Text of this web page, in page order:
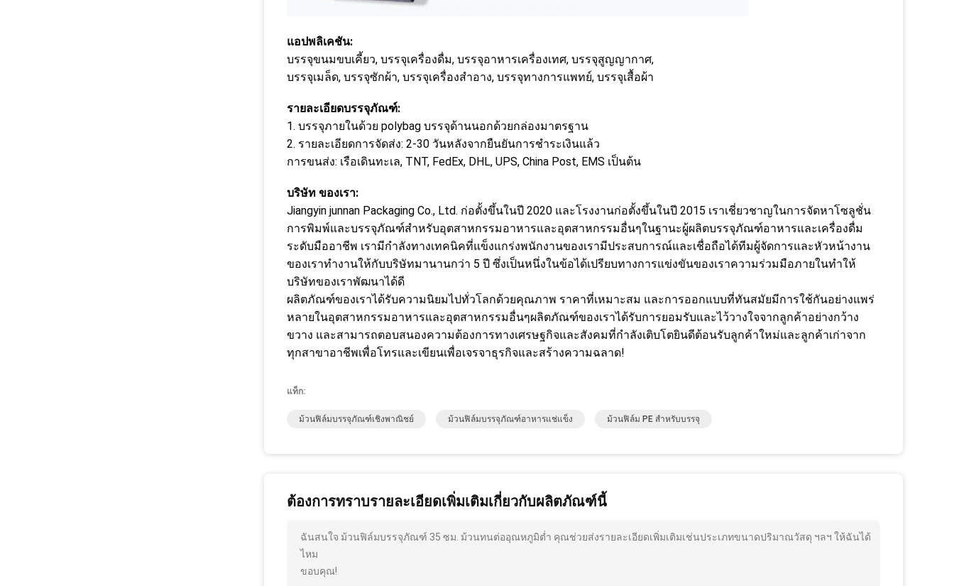
แอปพลิเคชัน:
บรรจุขนมขบเคี้ยว, บรรจุเครื่องดื่ม, บรรจุอาหารเครื่องเทศ, บรรจุสูญญากาศ,
บรรจุเมล็ด, บรรจุซักผ้า, บรรจุเครื่องสำอาง, บรรจุทางการแพทย์, บรรจุเสื้อผ้า
รายละเอียดบรรจุภัณฑ์:
1. บรรจุภายในด้วย polybag บรรจุด้านนอกด้วยกล่องมาตรฐาน
2. รายละเอียดการจัดส่ง: 2-30 วันหลังจากยืนยันการชำระเงินแล้ว
การขนส่ง: เรือเดินทะเล, TNT, FedEx, DHL, UPS, China Post, EMS เป็นต้น
บริษัท ของเรา:
Jiangyin junnan Packaging Co., Ltd. ก่อตั้งขึ้นในปี 2020 และโรงงานก่อตั้งขึ้นในปี 2015 เราเชี่ยวชาญในการจัดหาโซลูชั่น
การพิมพ์และบรรจุภัณฑ์สำหรับอุตสาหกรรมอาหารและอุตสาหกรรมอื่นๆในฐานะผู้ผลิตบรรจุภัณฑ์อาหารและเครื่องดื่ม
ระดับมืออาชีพ เรามีกำลังทางเทคนิคที่แข็งแกร่งพนักงานของเรามีประสบการณ์และเชื่อถือได้ทีมผู้จัดการและหัวหน้างาน
ของเราทำงานให้กับบริษัทมานานกว่า 5 ปี ซึ่งเป็นหนึ่งในข้อได้เปรียบทางการแข่งขันของเราความร่วมมือภายในทำให้
บริษัทของเราพัฒนาได้ดี
ผลิตภัณฑ์ของเราได้รับความนิยมไปทั่วโลกด้วยคุณภาพ ราคาที่เหมาะสม และการออกแบบที่ทันสมัยมีการใช้กันอย่างแพร่
หลายในอุตสาหกรรมอาหารและอุตสาหกรรมอื่นๆผลิตภัณฑ์ของเราได้รับการยอมรับและไว้วางใจจากลูกค้าอย่างกว้าง
ขวาง และสามารถตอบสนองความต้องการทางเศรษฐกิจและสังคมที่กำลังเติบโตยินดีต้อนรับลูกค้าใหม่และลูกค้าเก่าจาก
ทุกสาขาอาชีพเพื่อโทรและเขียนเพื่อเจรจาธุรกิจและสร้างความฉลาด!
แท็ก:
ม้วนฟิล์มบรรจุภัณฑ์เชิงพาณิชย์ ม้วนฟิล์มบรรจุภัณฑ์อาหารแช่แข็ง ม้วนฟิล์ม PE สำหรับบรรจุ
ต้องการทราบรายละเอียดเพิ่มเติมเกี่ยวกับผลิตภัณฑ์นี้
ฉันสนใจ ม้วนฟิล์มบรรจุภัณฑ์ 35 ซม. ม้วนทนต่ออุณหภูมิต่ำ คุณช่วยส่งรายละเอียดเพิ่มเติมเช่นประเภทขนาดปริมาณวัสดุ ฯลฯ ให้ฉันได้
ไหม
ขอบคุณ!